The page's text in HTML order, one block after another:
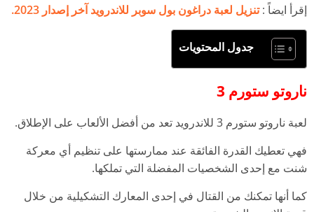
إقرأ ايضاً :تنزيل لعبة دراغون بول سوبر للاندرويد آخر إصدار 2023.
جدول المحتويات
ناروتو ستورم 3
لعبة ناروتو ستورم 3 للاندرويد تعد من أفضل الألعاب على الإطلاق.
فهي تعطيك القدرة الفائقة عند ممارستها على تنظيم أي معركة
شنت مع إحدى الشخصيات المفضلة التي تملكها.
كما أنها تمكنك من القتال في إحدى المعارك التشكيلية من خلال